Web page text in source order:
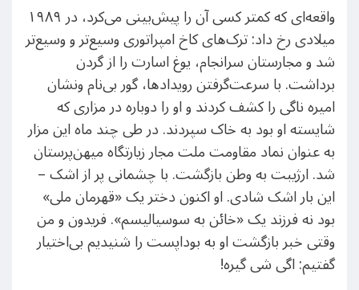
واقعه‌ای که کمتر کسی آن را پیش‌بینی می‌کرد، در ۱۹۸۹
میلادی رخ داد: ترک‌های کاخ امپراتوری وسیع‌تر و وسیع‌تر
شد و مجارستان سرانجام، یوغ اسارت را از گردن
برداشت. با سرعت‌گرفتن رویدادها، گور بی‌نام ونشان
امیره ناگی را کشف کردند و او را دوباره در مزاری که
شایسته او بود به خاک سپردند. در طی چند ماه این مزار
به عنوان نماد مقاومت ملت مجار زیارتگاه میهن‌پرستان
شد. ارژیبت به وطن بازگشت. با چشمانی پر از اشک –
این بار اشک شادی. او اکنون دختر یک «قهرمان ملی»
بود نه فرزند یک «خائن به سوسیالیسم». فریدون و من
وقتی خبر بازگشت او به بوداپست را شنیدیم بی‌اختیار
گفتیم: اگی شی گیره!